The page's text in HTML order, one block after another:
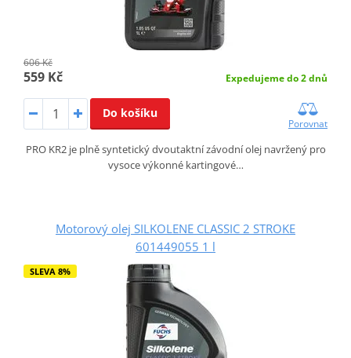
606 Kč
559 Kč Expedujeme do 2 dnů
Do košíku
Porovnat
PRO KR2 je plně syntetický dvoutaktní závodní olej navržený pro
vysoce výkonné kartingové…
Motorový olej SILKOLENE CLASSIC 2 STROKE
601449055 1 l
SLEVA 8%